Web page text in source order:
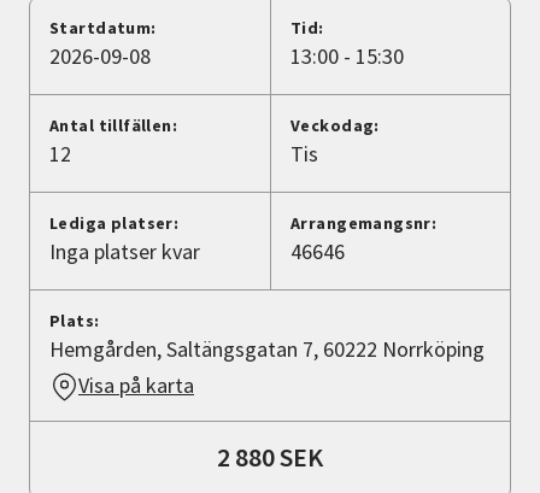
Avdelningar
Lyssna
Startdatum:
2026-09-08
Tid:
13:00 - 15:30
Antal tillfällen:
12
Veckodag:
Tis
Lediga platser:
Inga platser kvar
Arrangemangsnr:
46646
Plats:
Hemgården, Saltängsgatan 7, 60222 Norrköping
Visa på karta
2 880 SEK